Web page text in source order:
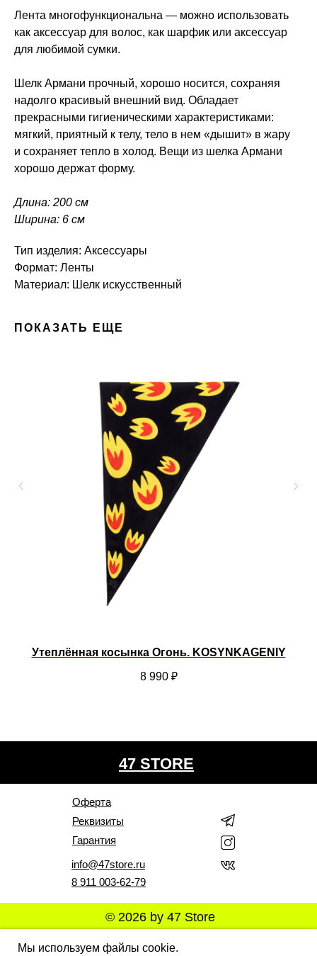
Мы используем файлы cookie.
Лента многофункциональна — можно использовать
как аксессуар для волос, как шарфик или аксессуар
для любимой сумки.
Шелк Армани прочный, хорошо носится, сохраняя
надолго красивый внешний вид. Обладает
прекрасными гигиеническими характеристиками:
мягкий, приятный к телу, тело в нем «дышит» в жару
и сохраняет тепло в холод. Вещи из шелка Армани
хорошо держат форму.
Длина: 200 см
Ширина: 6 см
Тип изделия: Аксессуары
Формат: Ленты
Материал: Шелк искусственный
ПОКАЗАТЬ ЕЩЕ
Утеплённая косынка Огонь. KOSYNKAGENIY
8 990 ₽
info@47store.ru
© 2026 by 47 Store
Оферта
Реквизиты
Гарантия
47 STORE
Все права защищены. Полное или частичное
копирование материалов Сайта в коммерческих целях
8 911 003-62-79